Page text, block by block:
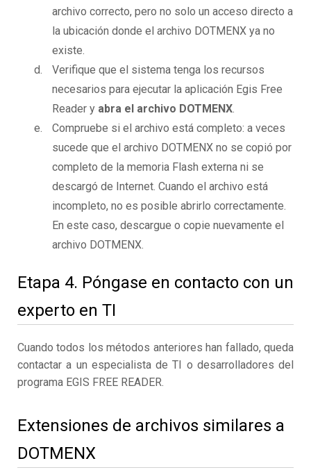
archivo correcto, pero no solo un acceso directo a
la ubicación donde el archivo DOTMENX ya no
existe.
Verifique que el sistema tenga los recursos
necesarios para ejecutar la aplicación Egis Free
Reader y abra el archivo DOTMENX.
Compruebe si el archivo está completo: a veces
sucede que el archivo DOTMENX no se copió por
completo de la memoria Flash externa ni se
descargó de Internet. Cuando el archivo está
incompleto, no es posible abrirlo correctamente.
En este caso, descargue o copie nuevamente el
archivo DOTMENX.
Etapa 4. Póngase en contacto con un
experto en TI
Cuando todos los métodos anteriores han fallado, queda
contactar a un especialista de TI o desarrolladores del
programa EGIS FREE READER.
Extensiones de archivos similares a
DOTMENX